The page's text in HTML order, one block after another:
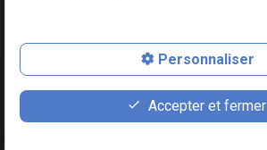
contact_page
Contact
Personnaliser
Accepter et fermer